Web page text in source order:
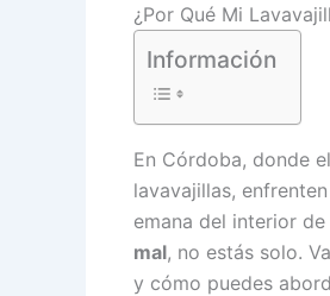
¿Por Qué Mi
Información
En Córdoba, donde
lavavajillas,
emana del interior
mal, no estás solo.
y cómo puedes